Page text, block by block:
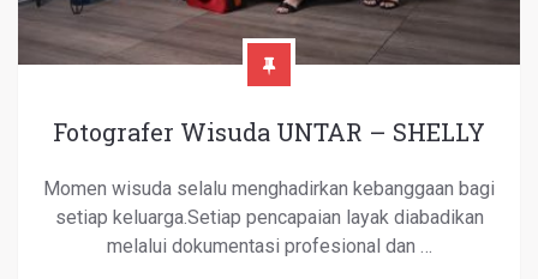
Fotografer Wisuda UNTAR – SHELLY
Momen wisuda selalu menghadirkan kebanggaan bagi
setiap keluarga.Setiap pencapaian layak diabadikan
melalui dokumentasi profesional dan …